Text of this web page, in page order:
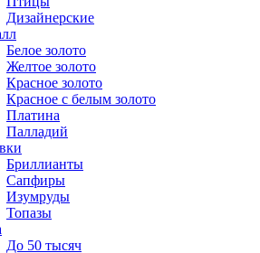
Дизайнерские
Белое золото
Желтое золото
Красное золото
Красное с белым золото
Платина
Палладий
Бриллианты
Сапфиры
Изумруды
Топазы
До 50 тысяч